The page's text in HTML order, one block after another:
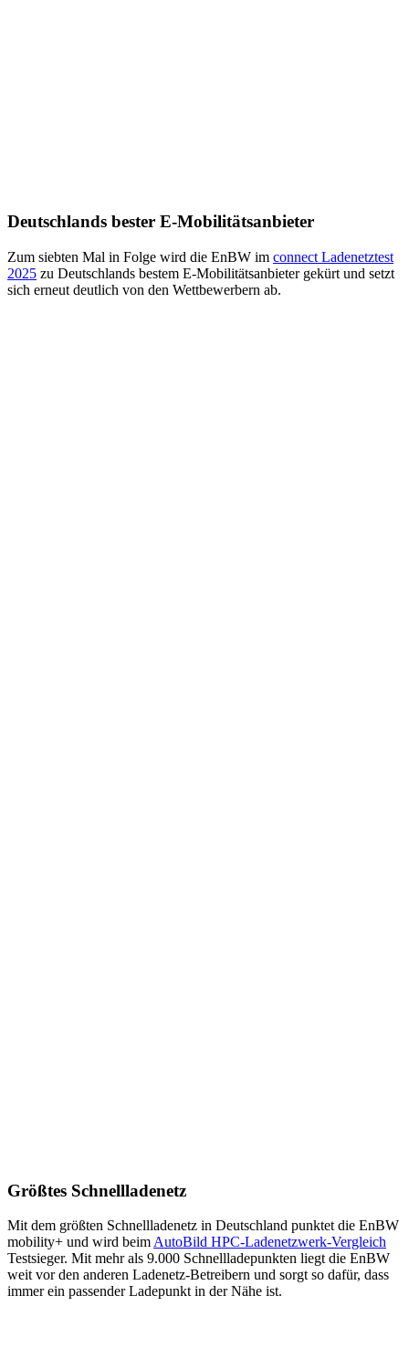
Deutschlands bester E-Mobilitätsanbieter
Zum siebten Mal in Folge wird die EnBW im connect Lade­netz­test
2025 zu Deutschlands bestem E-Mobilitäts­anbieter gekürt und setzt
sich erneut deutlich von den Wettbewerbern ab.
Größtes Schnellladenetz
Mit dem größten Schnell­ladenetz in Deutsch­land punktet die EnBW
mobility+ und wird beim AutoBild HPC-Ladenetz­werk-Vergleich
Testsieger. Mit mehr als 9.000 Schnell­lade­punkten liegt die EnBW
weit vor den anderen Ladenetz-Betreibern und sorgt so dafür, dass
immer ein passender Ladepunkt in der Nähe ist.